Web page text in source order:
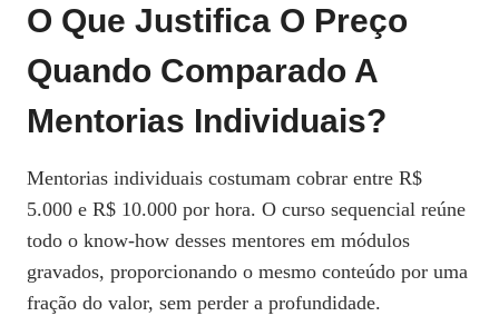
O Que Justifica O Preço
Quando Comparado A
Mentorias Individuais?
Mentorias individuais costumam cobrar entre R$
5.000 e R$ 10.000 por hora. O curso sequencial reúne
todo o know‑how desses mentores em módulos
gravados, proporcionando o mesmo conteúdo por uma
fração do valor, sem perder a profundidade.